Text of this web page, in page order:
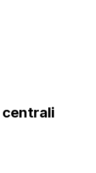
centrali